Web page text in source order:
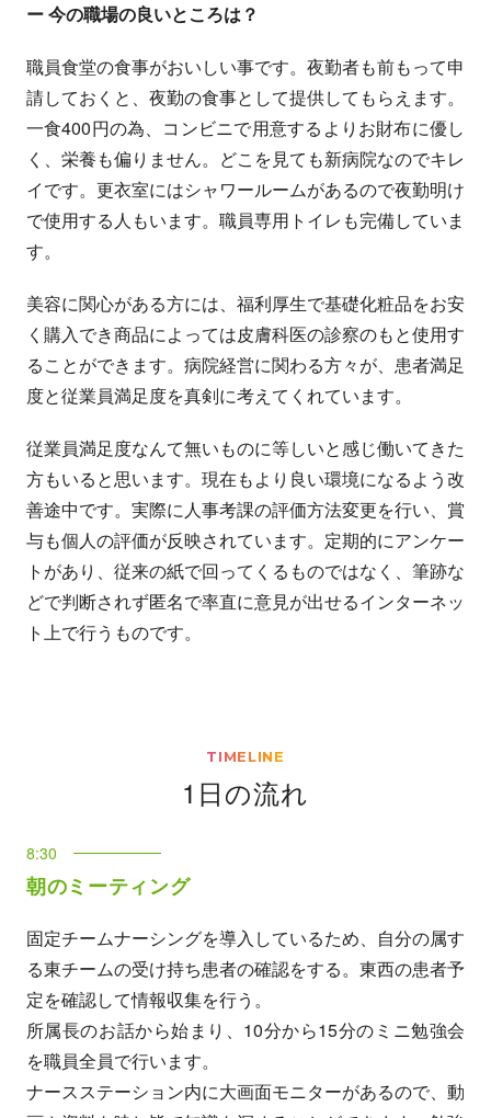
ー 今の職場の良いところは？
職員食堂の食事がおいしい事です。夜勤者も前もって申
請しておくと、夜勤の食事として提供してもらえます。
一食400円の為、コンビニで用意するよりお財布に優し
く、栄養も偏りません。どこを見ても新病院なのでキレ
イです。更衣室にはシャワールームがあるので夜勤明け
で使用する人もいます。職員専用トイレも完備していま
す。
美容に関心がある方には、福利厚生で基礎化粧品をお安
く購入でき商品によっては皮膚科医の診察のもと使用す
ることができます。病院経営に関わる方々が、患者満足
度と従業員満足度を真剣に考えてくれています。
従業員満足度なんて無いものに等しいと感じ働いてきた
方もいると思います。現在もより良い環境になるよう改
善途中です。実際に人事考課の評価方法変更を行い、賞
与も個人の評価が反映されています。定期的にアンケー
トがあり、従来の紙で回ってくるものではなく、筆跡な
どで判断されず匿名で率直に意見が出せるインターネッ
ト上で行うものです。
TIMELINE
1日の流れ
8:30
朝のミーティング
固定チームナーシングを導入しているため、自分の属す
る東チームの受け持ち患者の確認をする。東西の患者予
定を確認して情報収集を行う。
所属長のお話から始まり、10分から15分のミニ勉強会
を職員全員で行います。
ナースステーション内に大画面モニターがあるので、動